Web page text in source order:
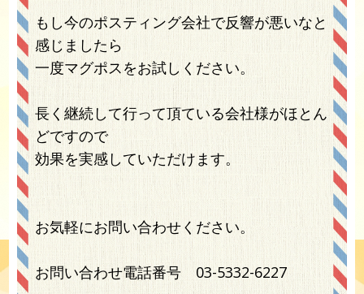
もし今のポスティング会社で反響が悪いなと
感じましたら
一度マグポスをお試しください。
長く継続して行って頂ている会社様がほとん
どですので
効果を実感していただけます。
お気軽にお問い合わせください。
お問い合わせ電話番号 03-5332-6227